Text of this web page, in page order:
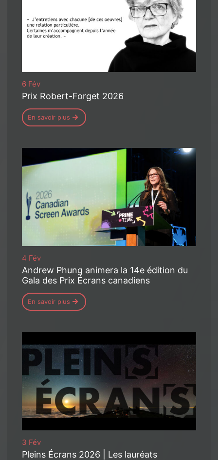
6 Fév
Prix Robert-Forget 2026
En savoir plus
4 Fév
Andrew Phung animera la 14e édition du
Gala des Prix Écrans canadiens
En savoir plus
3 Fév
Pleins Écrans 2026 | Les lauréats